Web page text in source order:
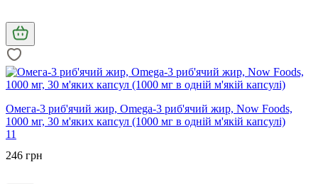
Омега-3 риб'ячий жир, Omega-3 риб'ячий жир, Now Foods,
1000 мг, 30 м'яких капсул (1000 мг в одній м'якій капсулі)
11
246 грн